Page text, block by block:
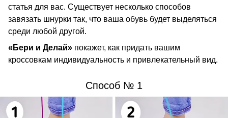
статья для вас. Существует несколько способов
завязать шнурки так, что ваша обувь будет выделяться
среди любой другой.
«Бери и Делай» покажет, как придать вашим
кроссовкам индивидуальность и привлекательный вид.
Способ № 1